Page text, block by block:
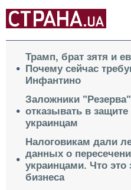
Трамп, брат зятя и
Почему сейчас
Инфантино
Заложники
отказывать в
украинцам
Налоговикам дали
данных о
украинцами. Что
бизнеса